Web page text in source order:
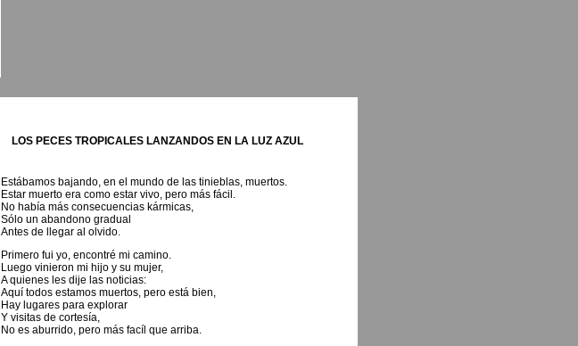
LOS PECES TROPICALES LANZANDOS EN LA LUZ AZUL
Estábamos bajando, en el mundo de las tinieblas, muertos.
Estar muerto era como estar vivo, pero más fácil.
No había más consecuencias kármicas,
Sólo un abandono gradual
Antes de llegar al olvido.
Primero fui yo, encontré mi camino.
Luego vinieron mi hijo y su mujer,
A quienes les dije las noticias:
Aquí todos estamos muertos, pero está bien,
Hay lugares para explorar
Y visitas de cortesía,
No es aburrido, pero más facíl que arriba.